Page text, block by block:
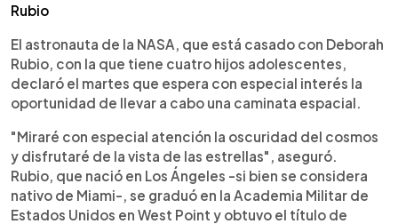
Rubio
El astronauta de la NASA, que está casado con Deborah
Rubio, con la que tiene cuatro hijos adolescentes,
declaró el martes que espera con especial interés la
oportunidad de llevar a cabo una caminata espacial.
"Miraré con especial atención la oscuridad del cosmos
y disfrutaré de la vista de las estrellas", aseguró.
Rubio, que nació en Los Ángeles -si bien se considera
nativo de Miami-, se graduó en la Academia Militar de
Estados Unidos en West Point y obtuvo el título de